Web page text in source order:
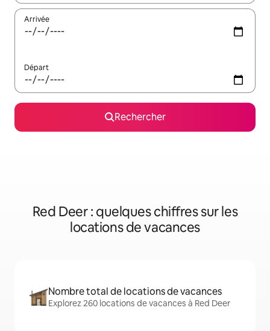
Arrivée
Départ
Rechercher
Red Deer : quelques chiffres sur les
locations de vacances
Nombre total de locations de vacances
Explorez 260 locations de vacances à Red Deer